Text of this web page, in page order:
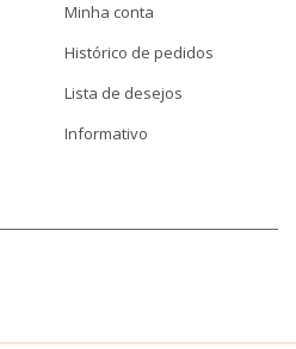
Minha conta
Histórico de pedidos
Lista de desejos
Informativo